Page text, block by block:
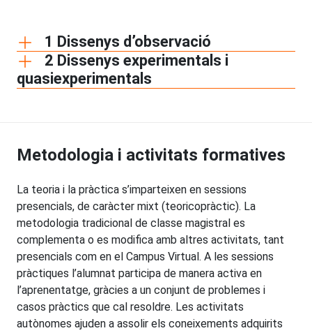
1 Dissenys d’observació
2 Dissenys experimentals i
quasiexperimentals
Metodologia i activitats formatives
La teoria i la pràctica s’imparteixen en sessions
presencials, de caràcter mixt (teoricopràctic). La
metodologia tradicional de classe magistral es
complementa o es modifica amb altres activitats, tant
presencials com en el Campus Virtual. A les sessions
pràctiques l’alumnat participa de manera activa en
l’aprenentatge, gràcies a un conjunt de problemes i
casos pràctics que cal resoldre. Les activitats
autònomes ajuden a assolir els coneixements adquirits